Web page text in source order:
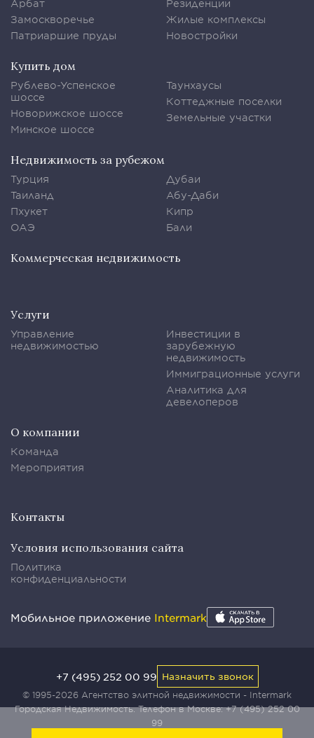
Арбат
Замоскворечье
Патриаршие пруды
Резиденции
Жилые комплексы
Новостройки
Купить дом
Рублево-Успенское
шоссе
Новорижское шоссе
Минское шоссе
Таунхаусы
Коттеджные поселки
Земельные участки
Недвижимость за рубежом
Турция
Таиланд
Пхукет
ОАЭ
Дубаи
Абу-Даби
Кипр
Бали
Коммерческая недвижимость
Услуги
Управление
недвижимостью
Инвестиции в
зарубежную
недвижимость
Иммиграционные услуги
Аналитика для
девелоперов
О компании
Команда
Мероприятия
Контакты
Условия использования сайта
Политика
конфиденциальности
Мобильное приложение Intermark
© 1995-2026 Агентство элитной недвижимости - Intermark
Городская Недвижимость. Телефон в Москве:+7 (495) 252 00
99
+7 (495) 252 00 99 Назначить звонок